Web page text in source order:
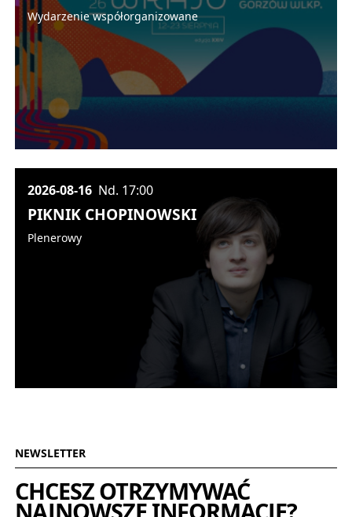
Wydarzenie współorganizowane
2026-08-16 Nd. 17:00
PIKNIK CHOPINOWSKI
Plenerowy
NEWSLETTER
CHCESZ OTRZYMYWAĆ